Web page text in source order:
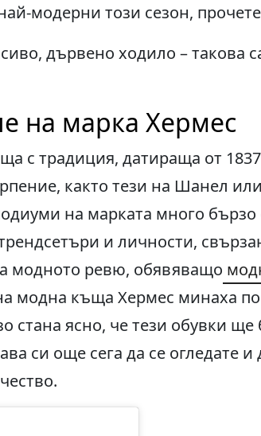
модерни този сезон,
дървено ходило – такова
на марка Хермес
с традиция, датираща от
както тези на Шанел
на марката много
и личности,
модното ревю, обявяващо
модна къща Хермес минаха
стана ясно, че тези обувки ще
си още сега да се огледате и